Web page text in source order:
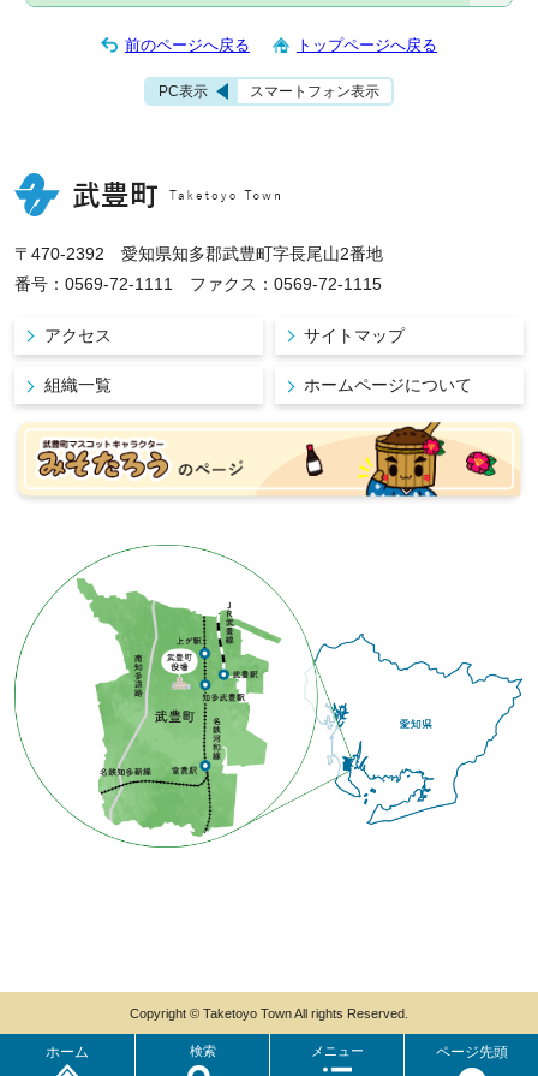
前のページへ戻る トップページへ戻る
PC表示 スマートフォン表示
ホーム 検索 メニュー
〒470-2392 愛知県知多郡武豊町字長尾山2番地
番号：0569-72-1111 ファクス：0569-72-1115
アクセス サイトマップ
組織一覧 ホームページについて
Copyright © Taketoyo Town All rights Reserved.